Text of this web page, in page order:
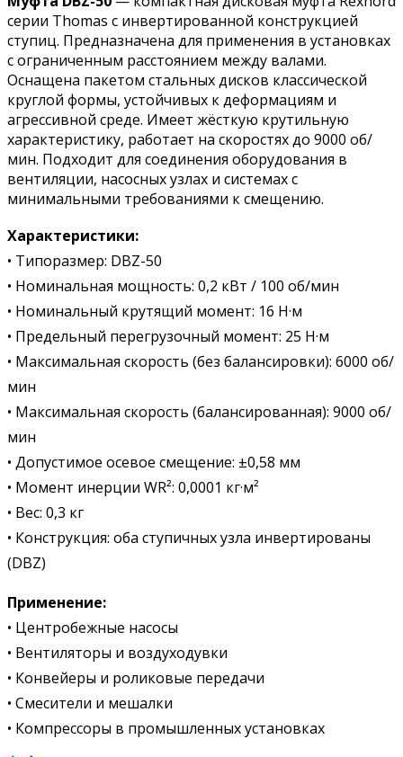
серии Thomas с инвертированной конструкцией
ступиц. Предназначена для применения в установках
с ограниченным расстоянием между валами.
Оснащена пакетом стальных дисков классической
круглой формы, устойчивых к деформациям и
агрессивной среде. Имеет жёсткую крутильную
характеристику, работает на скоростях до 9000 об/
мин. Подходит для соединения оборудования в
вентиляции, насосных узлах и системах с
минимальными требованиями к смещению.
Характеристики:
• Типоразмер: DBZ-50
• Номинальная мощность: 0,2 кВт / 100 об/мин
• Номинальный крутящий момент: 16 Н·м
• Предельный перегрузочный момент: 25 Н·м
• Максимальная скорость (без балансировки): 6000 об/
мин
• Максимальная скорость (балансированная): 9000 об/
мин
• Допустимое осевое смещение: ±0,58 мм
• Момент инерции WR²: 0,0001 кг·м²
• Вес: 0,3 кг
• Конструкция: оба ступичных узла инвертированы
(DBZ)
Применение:
• Центробежные насосы
• Вентиляторы и воздуходувки
• Конвейеры и роликовые передачи
• Смесители и мешалки
• Компрессоры в промышленных установках